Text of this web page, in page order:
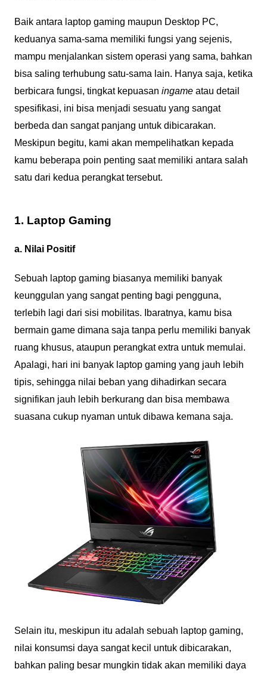
Baik antara laptop gaming maupun Desktop PC,
keduanya sama-sama memiliki fungsi yang sejenis,
mampu menjalankan sistem operasi yang sama, bahkan
bisa saling terhubung satu-sama lain. Hanya saja, ketika
berbicara fungsi, tingkat kepuasan ingame atau detail
spesifikasi, ini bisa menjadi sesuatu yang sangat
berbeda dan sangat panjang untuk dibicarakan.
Meskipun begitu, kami akan mempelihatkan kepada
kamu beberapa poin penting saat memiliki antara salah
satu dari kedua perangkat tersebut.
1. Laptop Gaming
a. Nilai Positif
Sebuah laptop gaming biasanya memiliki banyak
keunggulan yang sangat penting bagi pengguna,
terlebih lagi dari sisi mobilitas. Ibaratnya, kamu bisa
bermain game dimana saja tanpa perlu memiliki banyak
ruang khusus, ataupun perangkat extra untuk memulai.
Apalagi, hari ini banyak laptop gaming yang jauh lebih
tipis, sehingga nilai beban yang dihadirkan secara
signifikan jauh lebih berkurang dan bisa membawa
suasana cukup nyaman untuk dibawa kemana saja.
Selain itu, meskipun itu adalah sebuah laptop gaming,
nilai konsumsi daya sangat kecil untuk dibicarakan,
bahkan paling besar mungkin tidak akan memiliki daya